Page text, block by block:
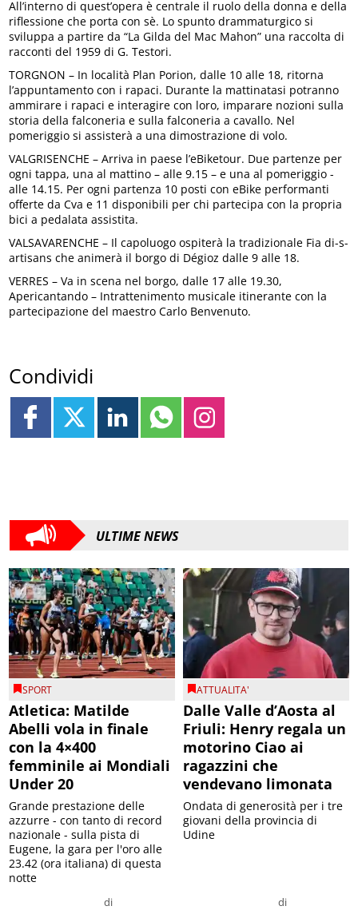
All’interno di quest’opera è centrale il ruolo della donna e della
riflessione che porta con sè. Lo spunto drammaturgico si
sviluppa a partire da “La Gilda del Mac Mahon” una raccolta di
racconti del 1959 di G. Testori.
TORGNON – In località Plan Porion, dalle 10 alle 18, ritorna
l’appuntamento con i rapaci. Durante la mattinatasi potranno
ammirare i rapaci e interagire con loro, imparare nozioni sulla
storia della falconeria e sulla falconeria a cavallo. Nel
pomeriggio si assisterà a una dimostrazione di volo.
VALGRISENCHE – Arriva in paese l’eBiketour. Due partenze per
ogni tappa, una al mattino – alle 9.15 – e una al pomeriggio -
alle 14.15. Per ogni partenza 10 posti con eBike performanti
offerte da Cva e 11 disponibili per chi partecipa con la propria
bici a pedalata assistita.
VALSAVARENCHE – Il capoluogo ospiterà la tradizionale Fia di-s-
artisans che animerà il borgo di Dégioz dalle 9 alle 18.
VERRES – Va in scena nel borgo, dalle 17 alle 19.30,
Apericantando – Intrattenimento musicale itinerante con la
partecipazione del maestro Carlo Benvenuto.
Condividi
ULTIME NEWS
SPORT
Atletica: Matilde
Abelli vola in finale
con la 4×400
femminile ai Mondiali
Under 20
di
Grande prestazione delle
azzurre - con tanto di record
nazionale - sulla pista di
Eugene, la gara per l'oro alle
23.42 (ora italiana) di questa
notte
ATTUALITA'
Dalle Valle d’Aosta al
Friuli: Henry regala un
motorino Ciao ai
ragazzini che
vendevano limonata
di
Ondata di generosità per i tre
giovani della provincia di
Udine